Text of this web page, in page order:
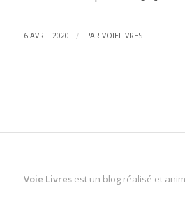
6 AVRIL 2020 / PAR VOIELIVRES
Voie Livresest un blog réalisé et